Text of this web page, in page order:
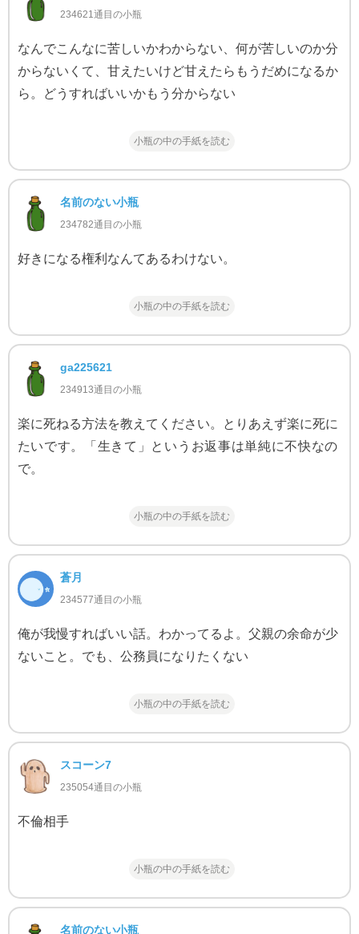
234621通目の小瓶
なんでこんなに苦しいかわからない、何が苦しいのか分
からないくて、甘えたいけど甘えたらもうだめになるか
ら。どうすればいいかもう分からない
小瓶の中の手紙を読む
名前のない小瓶
234782通目の小瓶
好きになる権利なんてあるわけない。
小瓶の中の手紙を読む
ga225621
234913通目の小瓶
楽に死ねる方法を教えてください。とりあえず楽に死に
たいです。「生きて」というお返事は単純に不快なの
で。
小瓶の中の手紙を読む
蒼月
234577通目の小瓶
俺が我慢すればいい話。わかってるよ。父親の余命が少
ないこと。でも、公務員になりたくない
小瓶の中の手紙を読む
スコーン7
235054通目の小瓶
不倫相手
小瓶の中の手紙を読む
名前のない小瓶